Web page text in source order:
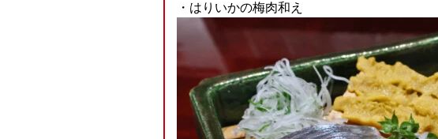
・はりいかの梅肉和え